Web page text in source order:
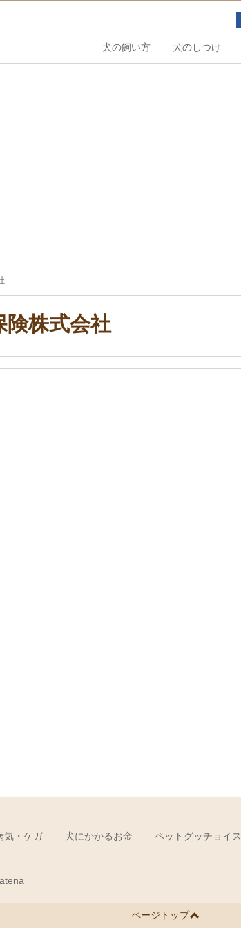
犬の飼い方 犬のしつけ
険株式会社
気・ケガ 犬にかかるお金 ペットグッチョイス
ページトップ